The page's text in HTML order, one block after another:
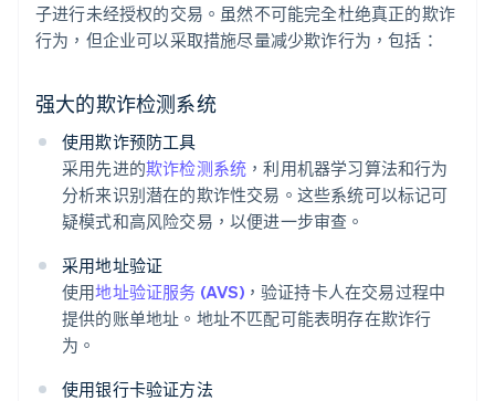
子进行未经授权的交易。虽然不可能完全杜绝真正的欺诈
行为，但企业可以采取措施尽量减少欺诈行为，包括：
强大的欺诈检测系统
使用欺诈预防工具
采用先进的欺诈检测系统 ，利用机器学习算法和行为
分析来识别潜在的欺诈性交易。这些系统可以标记可
疑模式和高风险交易，以便进一步审查。
采用地址验证
使用地址验证服务 (AVS)，验证持卡人在交易过程中
提供的账单地址。地址不匹配可能表明存在欺诈行
为。
使用银行卡验证方法